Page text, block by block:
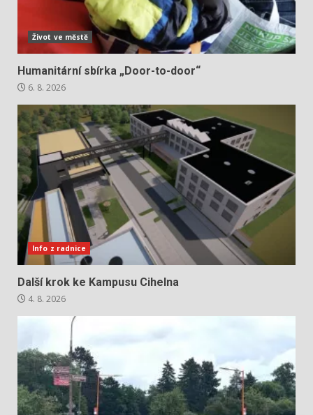
Život ve městě
Humanitární sbírka „Door-to-door“
6. 8. 2026
Info z radnice
Další krok ke Kampusu Cihelna
4. 8. 2026